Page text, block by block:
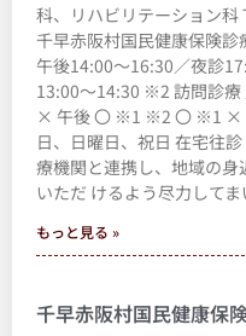
科、リハビリテーション
千早赤阪村国民健康保険
午後14:00～16:30／夜診
13:00～14:30 ※2 訪問診療
× 午後 〇 ※1 ※2 〇 ※1
日、日曜日、祝日 在宅往
療機関と連携し、地域の
いただ けるよう尽力してま
もっと見る »
千早赤阪村国民健康保